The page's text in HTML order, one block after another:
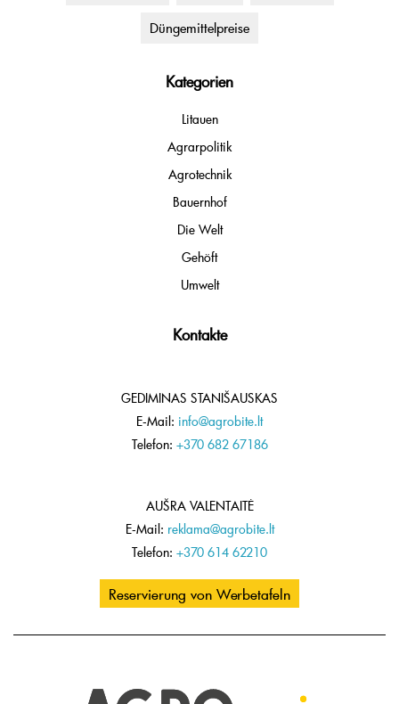
Düngemittelpreise
Kategorien
Litauen
Agrarpolitik
Agrotechnik
Bauernhof
Die Welt
Gehöft
Umwelt
Kontakte
GEDIMINAS STANIŠAUSKAS
E-Mail: info@agrobite.lt
Telefon: +370 682 67186
AUŠRA VALENTAITĖ
E-Mail: reklama@agrobite.lt
Telefon: +370 614 62210
Reservierung von Werbetafeln